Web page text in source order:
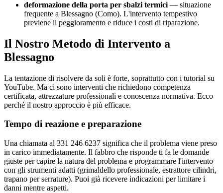
deformazione della porta per sbalzi termici — situazione
frequente a Blessagno (Como). L'intervento tempestivo
previene il peggioramento e riduce i costi di riparazione.
Il Nostro Metodo di Intervento a
Blessagno
La tentazione di risolvere da soli è forte, soprattutto con i tutorial su
YouTube. Ma ci sono interventi che richiedono competenza
certificata, attrezzature professionali e conoscenza normativa. Ecco
perché il nostro approccio è più efficace.
Tempo di reazione e preparazione
Una chiamata al 331 246 6237 significa che il problema viene preso
in carico immediatamente. Il fabbro che risponde ti fa le domande
giuste per capire la natura del problema e programmare l'intervento
con gli strumenti adatti (grimaldello professionale, estrattore cilindri,
trapano per serrature). Puoi già ricevere indicazioni per limitare i
danni mentre aspetti.